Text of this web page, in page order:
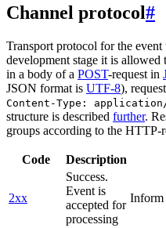
Channel protocol#
Transport protocol for the event
development stage it is allowed
in a body of a POST-request in
JSON format is UTF-8),
Content-Type:
structure is described further.
groups according to the HTTP-
Code Description
2xx
Success.
Event is
accepted for
processing
Inform